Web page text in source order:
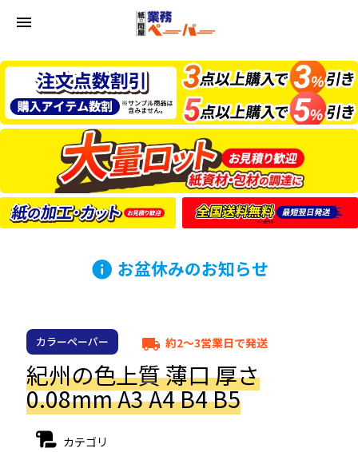
menu
info お盆休みのお知らせ
カラーペーパー local_shipping 約2～3営業日で発送
紀州の色上質 薄口 厚さ
0.08mm A3 A4 B4 B5
カテゴリ